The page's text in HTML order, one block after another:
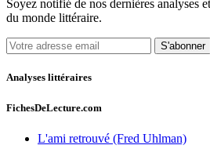
Soyez notifié de nos dernières analyses
du monde littéraire.
S'abonner
Analyses littéraires
FichesDeLecture.com
L'ami retrouvé (Fred Uhlman)